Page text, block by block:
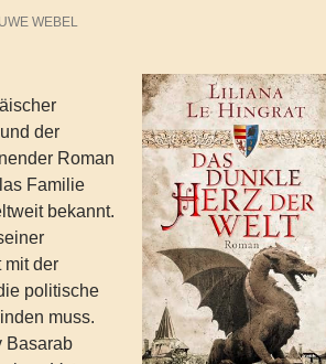
UWE WEBEL
der
Roman
Familie
bekannt.
mit der
politische
muss.
Basarab